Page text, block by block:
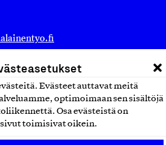
Evästeet auttavat meitä
optimoimaan sen sisältöjä
Osa evästeistä on
toimisivat oikein.